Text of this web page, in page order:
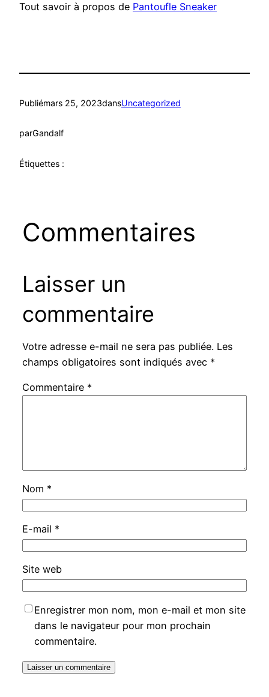
Tout savoir à propos de Pantoufle Sneaker
Publiémars 25, 2023dansUncategorized
parGandalf
Étiquettes :
Commentaires
Laisser un
commentaire
Votre adresse e-mail ne sera pas publiée. Les
champs obligatoires sont indiqués avec *
Commentaire *
Nom *
E-mail *
Site web
Enregistrer mon nom, mon e-mail et mon site
dans le navigateur pour mon prochain
commentaire.